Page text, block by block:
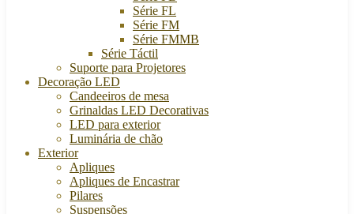
Série FL
Série FM
Série FMMB
Série Táctil
Suporte para Projetores
Decoração LED
Candeeiros de mesa
Grinaldas LED Decorativas
LED para exterior
Luminária de chão
Exterior
Apliques
Apliques de Encastrar
Pilares
Suspensões